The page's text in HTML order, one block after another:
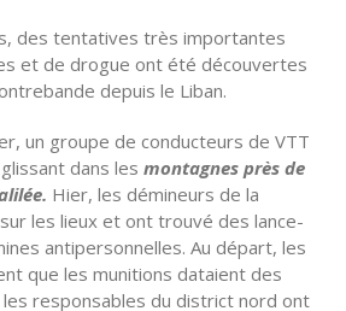
des tentatives très importantes
et de drogue ont été découvertes
depuis le Liban.
un groupe de conducteurs de VTT
dans les montagnes près de
Hier, les démineurs de la
les lieux et ont trouvé des lance-
antipersonnelles. Au départ, les
que les munitions dataient des
responsables du district nord ont